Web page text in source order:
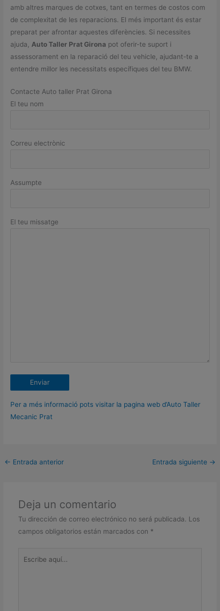
amb altres marques de cotxes, tant en termes de costos com
de complexitat de les reparacions. El més important és estar
preparat per afrontar aquestes diferències. Si necessites
ajuda, Auto Taller Prat Girona pot oferir-te suport i
assessorament en la reparació del teu vehicle, ajudant-te a
entendre millor les necessitats específiques del teu BMW.
Contacte Auto taller Prat Girona
El teu nom
Correu electrònic
Assumpte
El teu missatge
Per a més informació pots visitar la pagina web d’Auto Taller
Mecanic Prat
← Entrada anterior Entrada siguiente →
Deja un comentario
Tu dirección de correo electrónico no será publicada. Los
campos obligatorios están marcados con *